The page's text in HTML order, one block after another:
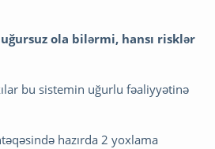
uğursuz ola bilərmi, hansı risklər
bu sistemin uğurlu fəaliyyətinə
hazırda 2 yoxlama